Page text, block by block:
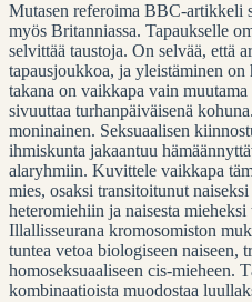
Mutasen referoima BBC-artikkeli
myös Britanniassa. Tapaukselle
selvittää taustoja. On selvää, että
tapausjoukkoa, ja yleistäminen
takana on vaikkapa vain
sivuuttaa turhanpäiväisenä
moninainen. Seksuaalisen
ihmiskunta jakaantuu
alaryhmiin. Kuvittele vaikkapa
mies, osaksi transitoitunut
heteromiehiin ja naisesta
Illallisseurana kromosomiston
tuntea vetoa biologiseen naiseen,
homoseksuaaliseen cis-mieheen.
kombinaatioista muodostaa